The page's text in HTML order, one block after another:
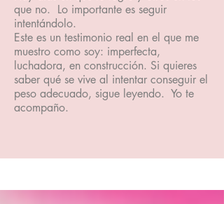
que no. Lo importante es seguir
intentándolo.
Este es un testimonio real en el que me
muestro como soy: imperfecta,
luchadora, en construcción. Si quieres
saber qué se vive al intentar conseguir el
peso adecuado, sigue leyendo. Yo te
acompaño.